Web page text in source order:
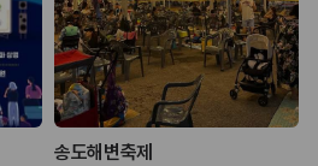
송도해변축제